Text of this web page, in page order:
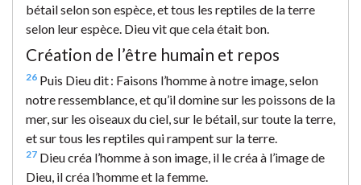
bétail selon son espèce, et tous les reptiles de la terre
selon leur espèce. Dieu vit que cela était bon.
Création de l’être humain et repos
26 Puis Dieu dit : Faisons l’homme à notre image, selon
notre ressemblance, et qu’il domine sur les poissons de la
mer, sur les oiseaux du ciel, sur le bétail, sur toute la terre,
et sur tous les reptiles qui rampent sur la terre.
27 Dieu créa l’homme à son image, il le créa à l’image de
Dieu, il créa l’homme et la femme.